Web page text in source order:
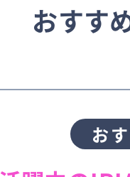
おすす
お